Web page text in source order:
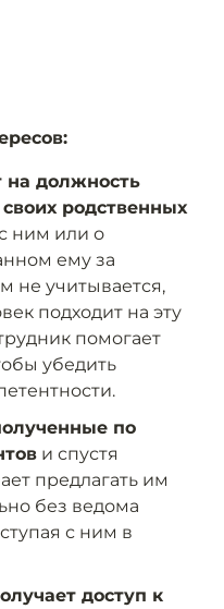
на должность
родственных
ним или о
ему за
не учитывается,
подходит на эту
помогает
убедить
по
и спустя
предлагать им
без ведома
с ним в
доступ к